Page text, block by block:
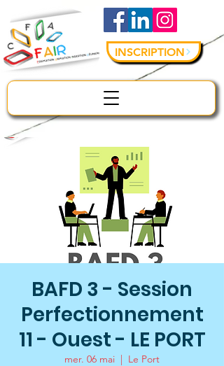
INSCRIPTION
BAFD 3 - Session
Perfectionnement
11 - Ouest - LE PORT
mer. 06 mai
  |
Le Port